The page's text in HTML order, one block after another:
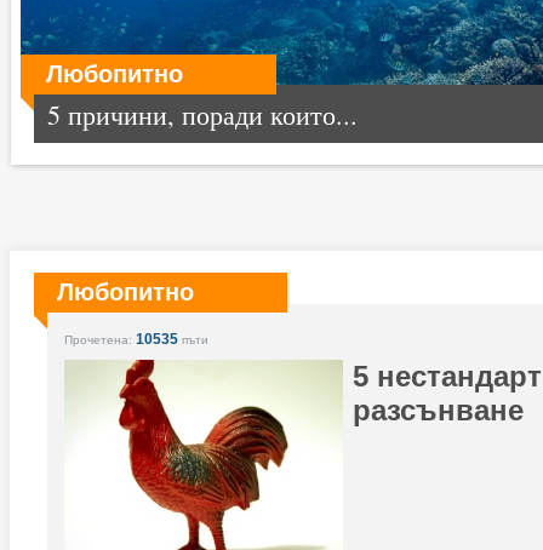
Любопитно
5 причини, поради които...
Любопитно
Прочетена: 10535 пъти
5
разсънване